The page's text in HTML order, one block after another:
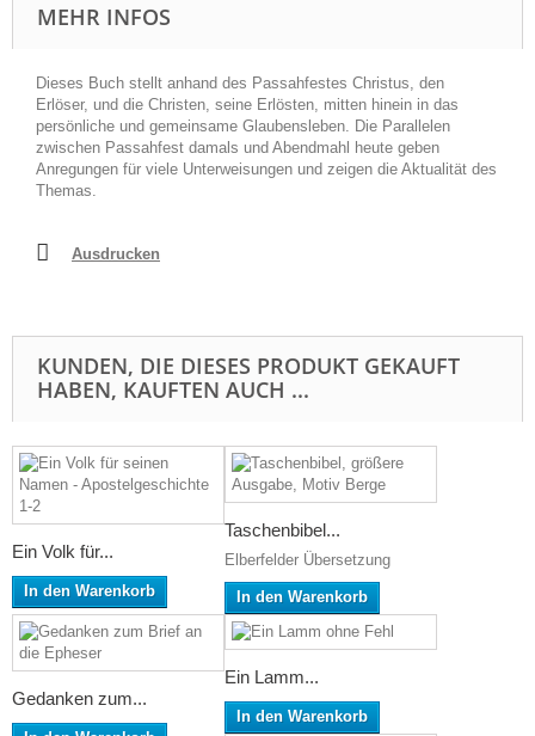
MEHR INFOS
Dieses Buch stellt anhand des Passahfestes Christus, den
Erlöser, und die Christen, seine Erlösten, mitten hinein in das
persönliche und gemeinsame Glaubensleben. Die Parallelen
zwischen Passahfest damals und Abendmahl heute geben
Anregungen für viele Unterweisungen und zeigen die Aktualität des
Themas.
Ausdrucken
KUNDEN, DIE DIESES PRODUKT GEKAUFT
HABEN, KAUFTEN AUCH ...
Ein Volk für...
In den Warenkorb
Taschenbibel...
Elberfelder Übersetzung
In den Warenkorb
Gedanken zum...
Ein Lamm...
In den Warenkorb